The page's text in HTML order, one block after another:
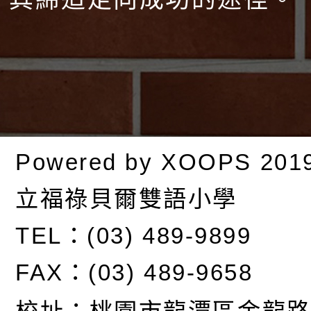
Powered by XOOPS
立福祿貝爾雙語小學
TEL：(03) 489-9899
FAX：(03) 489-9658